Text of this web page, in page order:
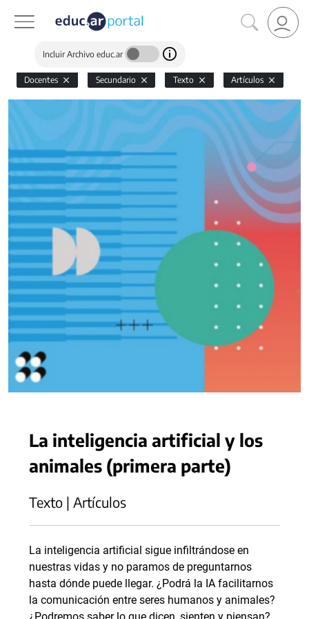
Incluir Archivo educ.ar
Docentes Secundario Texto Artículos
La inteligencia artificial y los
animales (primera parte)
Texto | Artículos
La inteligencia artificial sigue infiltrándose en
nuestras vidas y no paramos de preguntarnos
hasta dónde puede llegar. ¿Podrá la IA facilitarnos
la comunicación entre seres humanos y animales?